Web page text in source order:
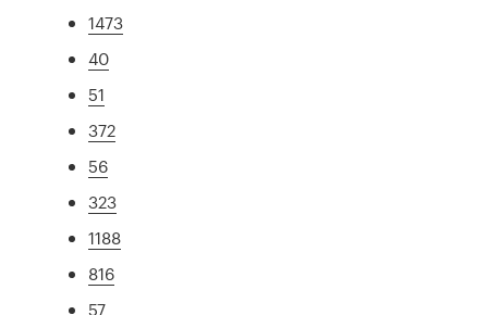
1473
40
51
372
56
323
1188
816
57